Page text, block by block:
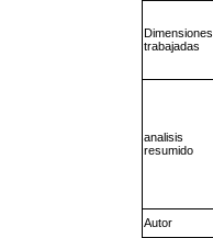
Dimensiones
trabajadas
analisis
resumido
Autor